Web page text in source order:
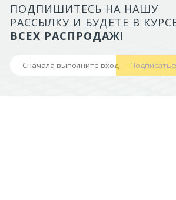
ЛОТОК ALTA ДЛЯ
БОРТАМИ И
НОЖКАХ)
ПОДПИШИТЕСЬ НА НАШУ
РАССЫЛКУ И БУДЕТЕ В
ВСЕХ РАСПРОДАЖ!